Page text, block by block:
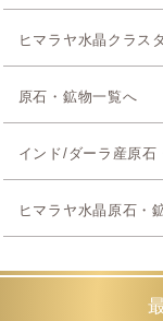
ヒマラヤ水晶クラス
原石・鉱物一覧へ
インド/ダーラ産原石
ヒマラヤ水晶原石・